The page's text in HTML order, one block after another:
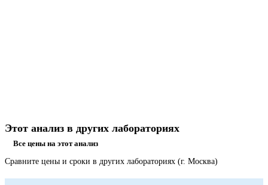
Этот анализ в других лабораториях
Все цены на этот анализ
Сравните цены и сроки в других лабораториях (г. Москва)